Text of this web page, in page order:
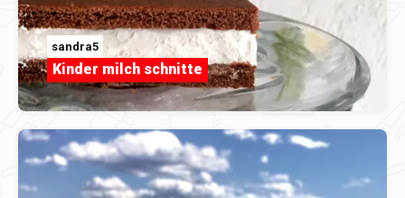
sandra5
Kinder milch schnitte